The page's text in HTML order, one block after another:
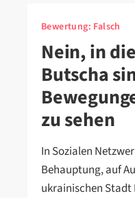
Bewertung: Falsch
Nein, in
Butscha
zu sehen
In Sozialen
Behauptung, auf
ukrainischen Stadt